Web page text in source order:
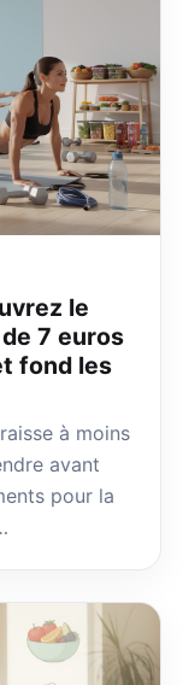
le
7 euros
fond les
à moins
avant
pour la